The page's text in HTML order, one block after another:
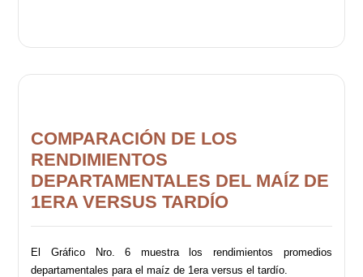
COMPARACIÓN DE LOS
RENDIMIENTOS
DEPARTAMENTALES DEL MAÍZ DE
1ERA VERSUS TARDÍO
El Gráfico Nro. 6 muestra los rendimientos promedios
departamentales para el maíz de 1era versus el tardío.